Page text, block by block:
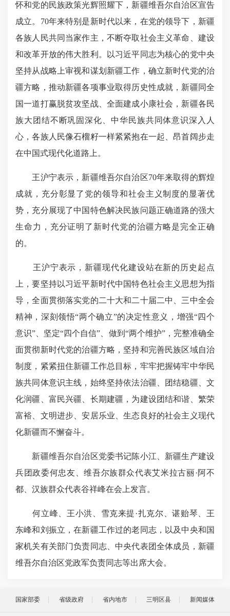
怀和党的民族政策光辉照耀下，新疆维吾尔自治区宣告
成立。70年来特别是新时代以来，在党的领导下，新疆
各族人民共同当家作主，不断夺取社会主义革命、建设
和改革开放的伟大胜利。以习近平同志为核心的党中央
坚持从战略上审视和谋划新疆工作，确立新时代党的治
疆方略，推动新疆各项事业取得历史性成就，新疆同全
国一道打赢脱贫攻坚战、全面建成小康社会，新疆各民
族大团结不断巩固深化、中华民族共同体意识深入人
心，各族人民像石榴籽一样紧紧抱在一起、昂首阔步走
在中国式现代化道路上。
王沪宁表示，新疆维吾尔自治区70年来取得的辉煌
成就，充分彰显了党的领导和社会主义制度的显著优
势，充分展现了中国特色解决民族问题正确道路的强大
生命力，充分证明了新时代党的治疆方略是完全正确
的。
王沪宁表示，新疆现代化建设站在新的历史起点
上，要坚持以习近平新时代中国特色社会主义思想为指
导，全面贯彻落实党的二十大和二十届二中、三中全会
精神，深刻领悟“两个确立”的决定性意义，增强“四个
意识”、坚定“四个自信”、做到“两个维护”，完整准确全
面贯彻新时代党的治疆方略，坚持和完善民族区域自治
制度，紧紧扭住新疆工作总目标，牢牢把握铸牢中华民
族共同体意识主线，始终坚持依法治疆、团结稳疆、文
化润疆、富民兴疆、长期建疆，为建设团结和谐、繁荣
富裕、文明进步、安居乐业、生态良好的社会主义现代
化新疆而不懈奋斗。
新疆维吾尔自治区党委书记陈小江、新疆生产建设
兵团政委何忠友、维吾尔族群众代表艾米拉古丽·阿不
都、汉族群众代表谷祥峰在会上发言。
何立峰、王小洪、雪克来提·扎克尔、谌贻琴、王
东峰和刘振立，在新疆工作过的老同志，以及中央和国
家机关有关部门负责同志、中央代表团全体成员，新疆
维吾尔自治区党政军负责同志等出席大会。
国家部委 省级政府 省内地市 三明区县 新闻媒体